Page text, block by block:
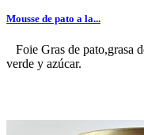
Mousse de pato a la...
Foie Gras de pato,grasa
verde y azúcar.